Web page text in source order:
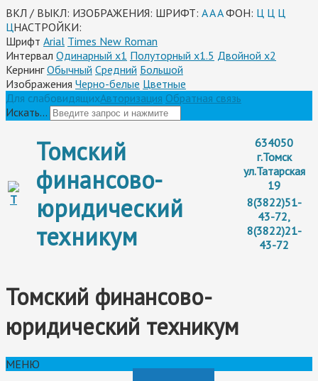
ВКЛ / ВЫКЛ: ИЗОБРАЖЕНИЯ: ШРИФТ: AAA ФОН: Ц Ц Ц
ЦНАСТРОЙКИ:
Шрифт Arial Times New Roman
Интервал Одинарный х1 Полуторный х1.5 Двойной х2
КернингОбычный Средний Большой
Изображения Черно-белые Цветные
Для слабовидящихАвторизация Обратная связь
Искать...
Томский
финансово-
юридический
техникум
634050
г.Томск
ул.Татарская
19
8(3822)51-
43-72,
8(3822)21-
43-72
Томский финансово-
юридический техникум
МЕНЮ